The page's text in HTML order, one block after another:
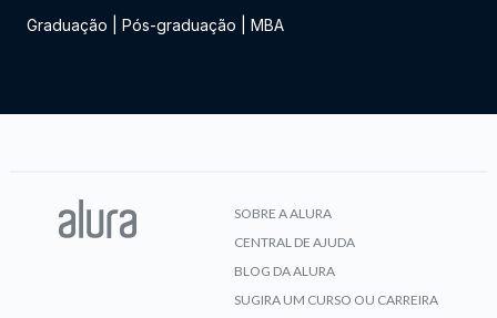
Graduação Pós-graduação MBA
SOBRE A ALURA
CENTRAL DE AJUDA
BLOG DA ALURA
SUGIRA UM CURSO OU CARREIRA